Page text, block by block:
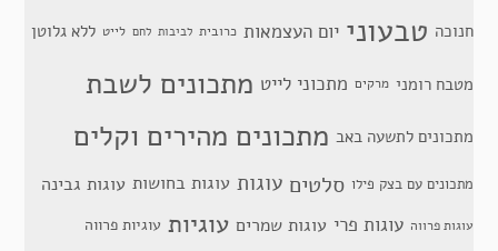
חנוכה טבעוני יום העצמאות כרובית לביבות לחם לייט ללא גלוטן
מטבח רומני מרקים מתכוני לייט מתכונים לשבת
מתכונים לתשעה באב מתכונים מהירים וקלים
מתכונים עם בצק פילו סלטים עוגות עוגות בחושות עוגות גבינה
עוגות פרווה עוגות פרי עוגות שמרים עוגיות עוגיות פרווה